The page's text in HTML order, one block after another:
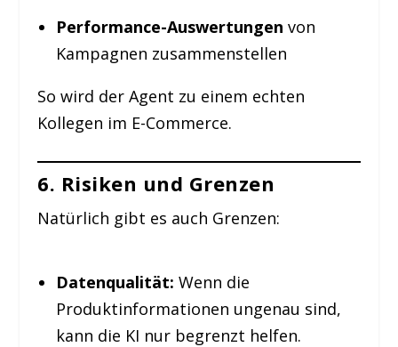
Performance-Auswertungen von
Kampagnen zusammenstellen
So wird der Agent zu einem echten
Kollegen im E-Commerce.
6. Risiken und Grenzen
Natürlich gibt es auch Grenzen:
Datenqualität: Wenn die
Produktinformationen ungenau sind,
kann die KI nur begrenzt helfen.